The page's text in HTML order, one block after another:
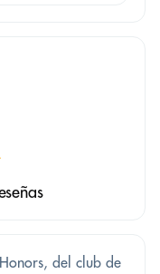
del club de